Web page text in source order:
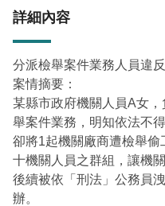
詳細內容
分派檢舉案件業務人員違
案情摘要：
某縣市政府機關人員A女
舉案件業務，明知依法不
卻將1起機關廠商遭檢舉
十機關人員之群組，讓機
後續被依「刑法」公務員
辦。